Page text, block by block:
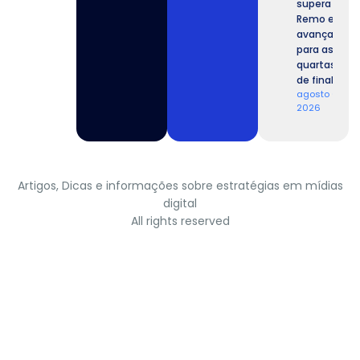
supera o
Remo e
avança
para as
quartas
de final.
agosto 6,
2026
Artigos, Dicas e informações sobre estratégias em mídias
digital
All rights reserved